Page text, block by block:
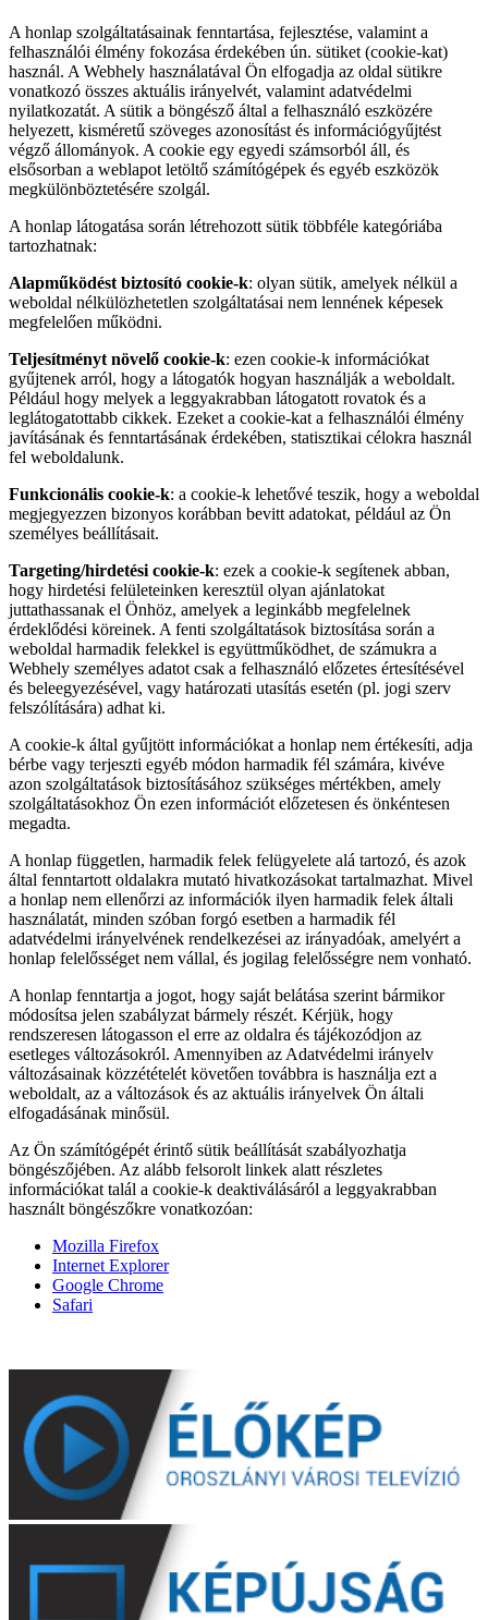
A honlap szolgáltatásainak fenntartása, fejlesztése, valamint a
felhasználói élmény fokozása érdekében ún. sütiket (cookie-kat)
használ. A Webhely használatával Ön elfogadja az oldal sütikre
vonatkozó összes aktuális irányelvét, valamint adatvédelmi
nyilatkozatát. A sütik a böngésző által a felhasználó eszközére
helyezett, kisméretű szöveges azonosítást és információgyűjtést
végző állományok. A cookie egy egyedi számsorból áll, és
elsősorban a weblapot letöltő számítógépek és egyéb eszközök
megkülönböztetésére szolgál.
A honlap látogatása során létrehozott sütik többféle kategóriába
tartozhatnak:
Alapműködést biztosító cookie-k: olyan sütik, amelyek nélkül a
weboldal nélkülözhetetlen szolgáltatásai nem lennének képesek
megfelelően működni.
Teljesítményt növelő cookie-k: ezen cookie-k információkat
gyűjtenek arról, hogy a látogatók hogyan használják a weboldalt.
Például hogy melyek a leggyakrabban látogatott rovatok és a
leglátogatottabb cikkek. Ezeket a cookie-kat a felhasználói élmény
javításának és fenntartásának érdekében, statisztikai célokra használ
fel weboldalunk.
Funkcionális cookie-k: a cookie-k lehetővé teszik, hogy a weboldal
megjegyezzen bizonyos korábban bevitt adatokat, például az Ön
személyes beállításait.
Targeting/hirdetési cookie-k: ezek a cookie-k segítenek abban,
hogy hirdetési felületeinken keresztül olyan ajánlatokat
juttathassanak el Önhöz, amelyek a leginkább megfelelnek
érdeklődési köreinek. A fenti szolgáltatások biztosítása során a
weboldal harmadik felekkel is együttműködhet, de számukra a
Webhely személyes adatot csak a felhasználó előzetes értesítésével
és beleegyezésével, vagy határozati utasítás esetén (pl. jogi szerv
felszólítására) adhat ki.
A cookie-k által gyűjtött információkat a honlap nem értékesíti, adja
bérbe vagy terjeszti egyéb módon harmadik fél számára, kivéve
azon szolgáltatások biztosításához szükséges mértékben, amely
szolgáltatásokhoz Ön ezen információt előzetesen és önkéntesen
megadta.
A honlap független, harmadik felek felügyelete alá tartozó, és azok
által fenntartott oldalakra mutató hivatkozásokat tartalmazhat. Mivel
a honlap nem ellenőrzi az információk ilyen harmadik felek általi
használatát, minden szóban forgó esetben a harmadik fél
adatvédelmi irányelvének rendelkezései az irányadóak, amelyért a
honlap felelősséget nem vállal, és jogilag felelősségre nem vonható.
A honlap fenntartja a jogot, hogy saját belátása szerint bármikor
módosítsa jelen szabályzat bármely részét. Kérjük, hogy
rendszeresen látogasson el erre az oldalra és tájékozódjon az
esetleges változásokról. Amennyiben az Adatvédelmi irányelv
változásainak közzétételét követően továbbra is használja ezt a
weboldalt, az a változások és az aktuális irányelvek Ön általi
elfogadásának minősül.
Az Ön számítógépét érintő sütik beállítását szabályozhatja
böngészőjében. Az alább felsorolt linkek alatt részletes
információkat talál a cookie-k deaktiválásáról a leggyakrabban
használt böngészőkre vonatkozóan:
Mozilla Firefox
Internet Explorer
Google Chrome
Safari